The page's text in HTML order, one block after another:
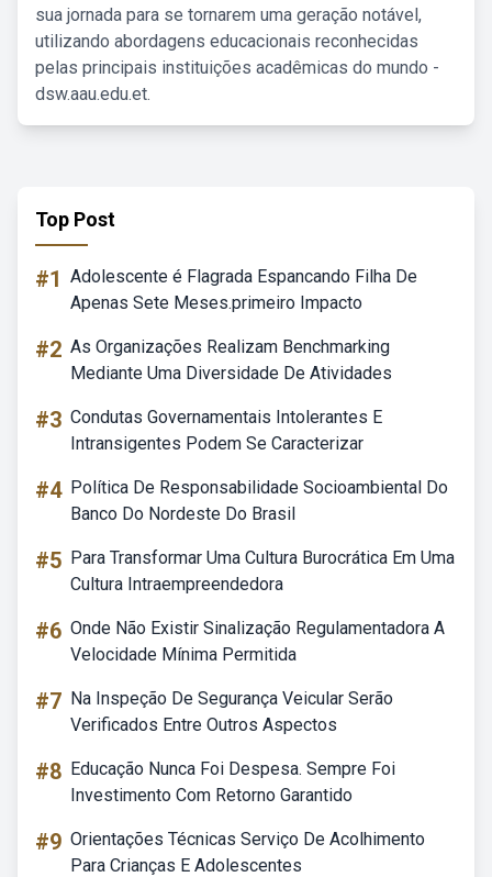
sua jornada para se tornarem uma geração notável,
utilizando abordagens educacionais reconhecidas
pelas principais instituições acadêmicas do mundo -
dsw.aau.edu.et.
Top Post
#1 Adolescente é Flagrada Espancando Filha De
Apenas Sete Meses.primeiro Impacto
#2 As Organizações Realizam Benchmarking
Mediante Uma Diversidade De Atividades
#3 Condutas Governamentais Intolerantes E
Intransigentes Podem Se Caracterizar
#4 Política De Responsabilidade Socioambiental Do
Banco Do Nordeste Do Brasil
#5 Para Transformar Uma Cultura Burocrática Em Uma
Cultura Intraempreendedora
#6 Onde Não Existir Sinalização Regulamentadora A
Velocidade Mínima Permitida
#7 Na Inspeção De Segurança Veicular Serão
Verificados Entre Outros Aspectos
#8 Educação Nunca Foi Despesa. Sempre Foi
Investimento Com Retorno Garantido
#9 Orientações Técnicas Serviço De Acolhimento
Para Crianças E Adolescentes